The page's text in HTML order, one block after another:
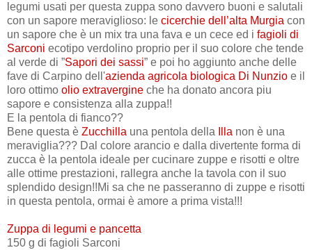
legumi usati per questa zuppa sono davvero buoni e salutali
con un sapore meraviglioso: le cicerchie dell’alta Murgia con
un sapore che è un mix tra una fava e un cece ed i fagioli di
Sarconi ecotipo verdolino proprio per il suo colore che tende
al verde di ”Sapori dei sassi” e poi ho aggiunto anche delle
fave di Carpino dell'azienda agricola biologica Di Nunzio e il
loro ottimo olio extravergine che ha donato ancora piu
sapore e consistenza alla zuppa!!
E la pentola di fianco??
Bene questa è Zucchilla una pentola della Illa non è una
meraviglia??? Dal colore arancio e dalla divertente forma di
zucca è la pentola ideale per cucinare zuppe e risotti e oltre
alle ottime prestazioni, rallegra anche la tavola con il suo
splendido design!!Mi sa che ne passeranno di zuppe e risotti
in questa pentola, ormai è amore a prima vista!!!
Zuppa di legumi e pancetta
150 g di fagioli Sarconi